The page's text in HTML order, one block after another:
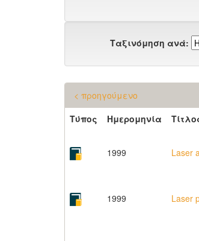
Ταξινόμηση ανά:
< προηγούμενο
Τύπος
Ημερομηνία
1999
Laser
1999
Laser